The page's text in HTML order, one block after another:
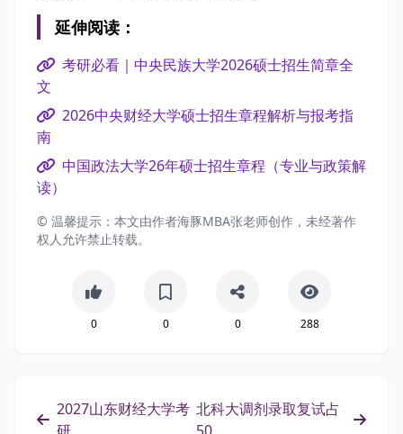
延伸阅读：
考研必看｜中央民族大学2026硕士招生简章全
文
2026中央财经大学硕士招生章程解析与报考指
南
中国政法大学26年硕士招生章程（专业与政策解
读）
© 温馨提示：本文由作者海豚MBA张老师创作，未经著作
权人允许禁止转载。
0 0 0 288
2027山东财经大学考 北科大调剂录取复试占